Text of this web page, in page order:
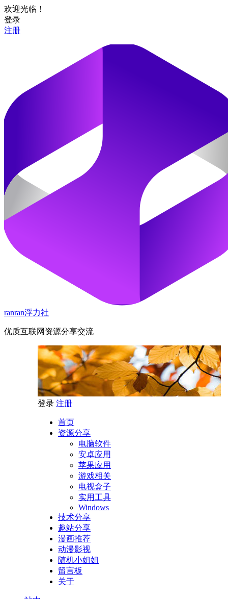
欢迎光临！
登录
注册
ranran浮力社
优质互联网资源分享交流
登录 注册
首页
资源分享
电脑软件
安卓应用
苹果应用
游戏相关
电视盒子
实用工具
Windows
技术分享
趣站分享
漫画推荐
动漫影视
随机小姐姐
留言板
关于